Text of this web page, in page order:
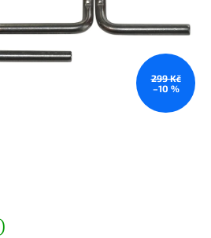
299 Kč
–10 %